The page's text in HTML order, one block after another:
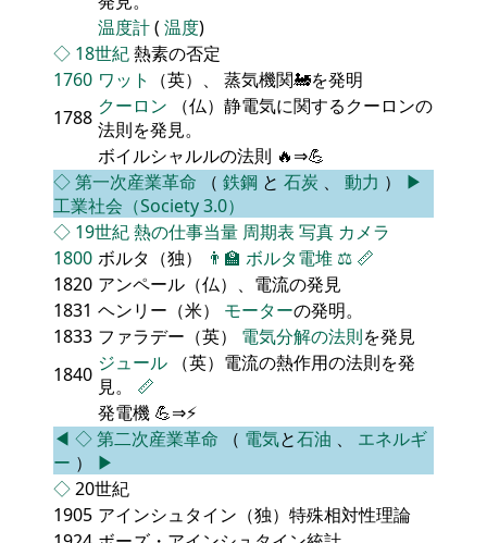
温度計( 温度)
◇ 18世紀熱素の否定
1760 ワット
（英）、 蒸気機関🚂を発明
1788 クーロン （仏）静電気に関するクーロンの
法則を発見。
ボイルシャルルの法則 🔥⇒💪
◇第一次産業革命 （ 鉄鋼 と 石炭 、 動力 ） ▶
工業社会（Society 3.0）
◇ 19世紀熱の仕事当量 周期表 写真 カメラ
1800 ボルタ（独） 👨‍🏫 ボルタ電堆 ⚖️ 📏
1820 アンペール（仏）、電流の発見
1831 ヘンリー（米） モーターの発明。
1833 ファラデー（英） 電気分解の法則を発見
1840 ジュール （英）電流の熱作用の法則を発
見。 📏
発電機 💪⇒⚡
◀ ◇第二次産業革命 （ 電気と石油 、 エネルギ
ー ） ▶
◇20世紀
1905 アインシュタイン（独）特殊相対性理論